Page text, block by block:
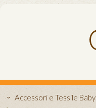
Accessori e Tessile Baby